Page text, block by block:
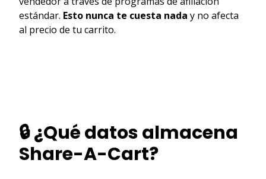
estándar. Esto nunca te cuesta nada y no afecta
al precio de tu carrito.
🔒 ¿Qué datos almacena
Share-A-Cart?